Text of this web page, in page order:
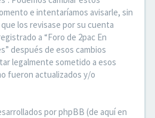
e intentaríamos avisarle, sin
los revisase por su cuenta
a “Foro de 2pac En
después de esos cambios
legalmente sometido a esos
fueron actualizados y/o
por phpBB (de aquí en